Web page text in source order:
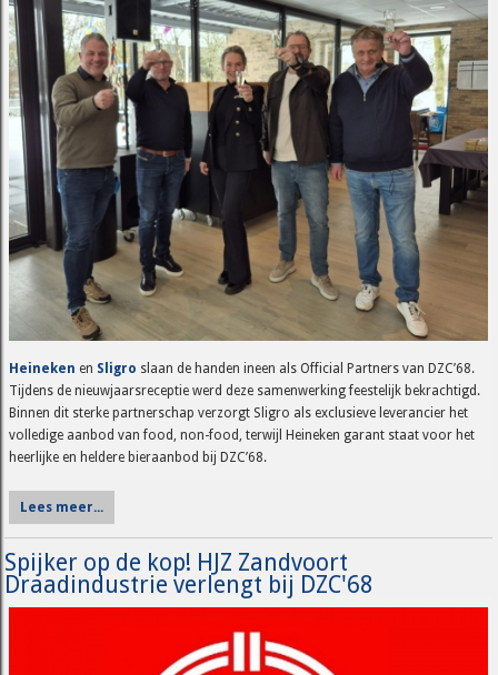
Heineken en Sligro slaan de handen ineen als Official Partners van DZC’68.
Tijdens de nieuwjaarsreceptie werd deze samenwerking feestelijk bekrachtigd.
Binnen dit sterke partnerschap verzorgt Sligro als exclusieve leverancier het
volledige aanbod van food, non-food, terwijl Heineken garant staat voor het
heerlijke en heldere bieraanbod bij DZC’68.
Lees meer...
Spijker op de kop! HJZ Zandvoort
Draadindustrie verlengt bij DZC'68